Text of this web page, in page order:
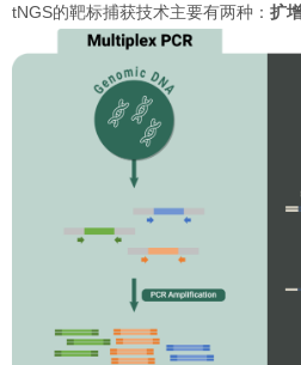
tNGS的靶标捕获技术主要有两种： 扩